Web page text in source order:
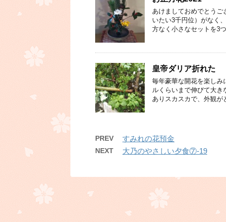
あけましておめでとうご
いたい3千円位）がなく
方なく小さなセットを3
皇帝ダリア折れた
毎年豪華な開花を楽しみ
ルくらいまで伸びて大
ありスカスカで、外観
PREV すみれの花預金
NEXT 大乃のやさしい夕食⑦-19